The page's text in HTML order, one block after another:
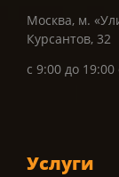
Москва, м.
Курсантов, 32
с 9:00 до
Услуги